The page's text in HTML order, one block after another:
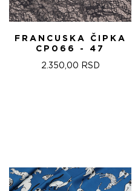
FRANCUSKA ČIPKA
CP066 - 47
2.350,00 RSD